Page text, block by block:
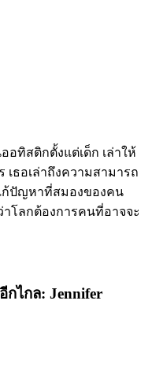
อทิสติกตั้งแต่เด็ก เล่าให้
เธอเล่าถึงความสามารถ
ก้ปัญหาที่สมองของคน
าโลกต้องการคนที่อาจจะ
ไกล: Jennifer